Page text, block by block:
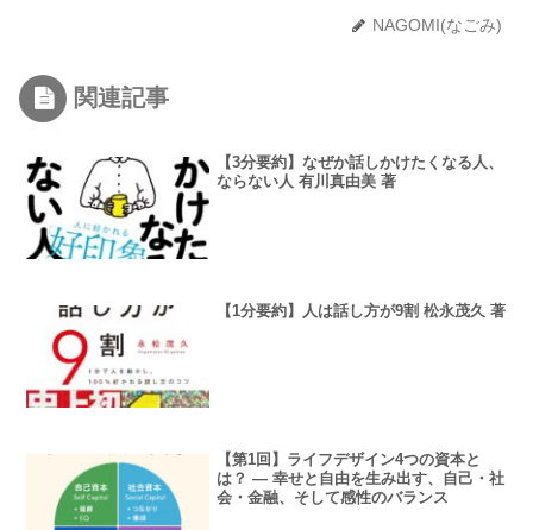
NAGOMI(なごみ)
関連記事
【3分要約】なぜか話しかけたくなる人、
ならない人 有川真由美 著
【1分要約】人は話し方が9割 松永茂久 著
【第1回】ライフデザイン4つの資本と
は？ ― 幸せと自由を生み出す、自己・社
会・金融、そして感性のバランス